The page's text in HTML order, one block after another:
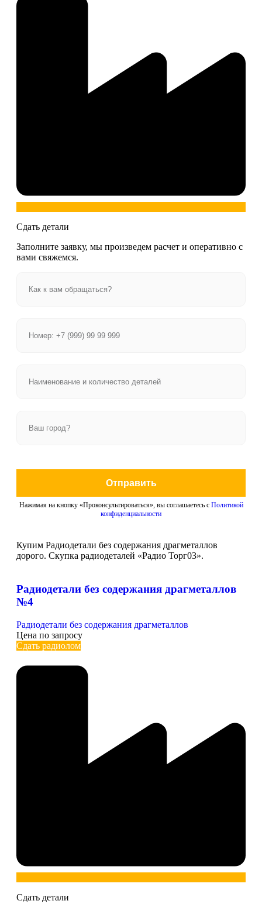
Сдать детали
Заполните заявку, мы произведем расчет и оперативно с
вами свяжемся.
Отправить
Нажимая на кнопку «Проконсультироваться», вы соглашаетесь с Политикой
конфиденциальности
Купим Радиодетали без содержания драгметаллов
дорого. Скупка радиодеталей «Радио Торг03».
Радиодетали без содержания драгметаллов
№4
Радиодетали без содержания драгметаллов
Цена по запросу
Сдать радиолом
Сдать детали